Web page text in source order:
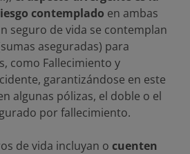
contemplado en ambas
seguro de vida se contemplan
aseguradas) para
como Fallecimiento y
garantizándose en este
algunas pólizas, el doble o el
por fallecimiento.
de vida incluyan o cuenten